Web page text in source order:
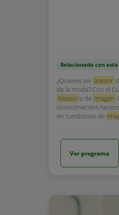
Relacionado con
¿Quieres ser asesor
de la moda? Con el
Asesoría de Imagen
conocimientos
en cuestiones de
Ver programa